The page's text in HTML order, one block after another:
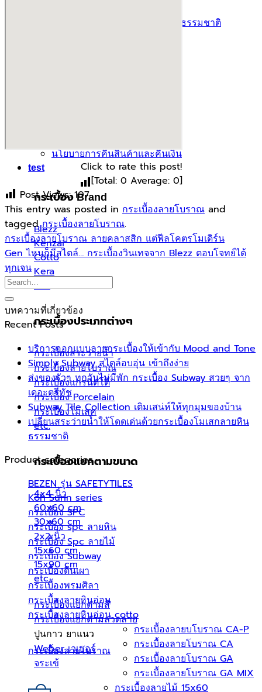
กระเบื้องพอร์ชเลน เลียนเเบบหินธรรมชาติ
นโยบายการคืนสินค้าและคืนเงิน
test
กระเบื้อง Brand
Blezz
Kenzai
Cotto
Kera
etc.
กระเบื้องประเภทต่างๆ
กระเบื้องสระว่ายน้ำ
กระเบื้องลายโบราณ
กระเบื้องแกรนิตโต้
กระเบื้อง Porcelain
กระเบื้องโมเสค
etc.
กระเบื้องแยกตามขนาด
4x4 นิ้ว
60x60 cm
30x60 cm
2x2 นิ้ว
15x60 cm
15x90 cm
etc.
กระเบื้องแยกตามสี
กระเบื้องแยกตามลวดลาย
ปูนกาว ยาแนว
Weber เวเบอร์
จระเข้
Click to rate this post!
[Total: 0 Average: 0]
Post Views: 107
This entry was posted in กระเบื้องลายโบราณ and
taggedกระเบื้องลายโบราณ.
กระเบื้องลายโบราณ ลายคลาสสิก แต่ฟีลโคตรโมเดิร์น
Gen ไหนก็มีสไตล์… กระเบื้องวินเทจจาก Blezz ตอบโจทย์ได้
ทุกเจน
บทความที่เกี่ยวข้อง
Recent Posts
บริการออกแบบลายกระเบื้องให้เข้ากับ Mood and Tone
Simply Subway สไตล์อบอุ่น เข้าถึงง่าย
ส่งของรัวๆ ทุกวันไม่มีพัก กระเบื้อง Subway สวยๆ จาก
เดอะตรีทัช
Subway Tile Collection เติมเสน่ห์ให้ทุกมุมของบ้าน
เปลี่ยนสระว่ายน้ำให้โดดเด่นด้วยกระเบื้องโมเสกลายหิน
ธรรมชาติ
Product categories
BEZEN รุ่น SAFETYTILES
Koh Surin series
กระเบื้อง SPC
กระเบื้อง spc ลายหิน
กระเบื้อง Spc ลายไม้
กระเบื้อง Subway
กระเบื้องดินเผา
กระเบื้องพรมศิลา
กระเบื้องลายหินอ่อน
กระเบื้องลายหินอ่อน cotto
กระเบื้องลายโบราณ
กระเบื้องลายบโบราณ CA-P
กระเบื้องลายโบราณ CA
กระเบื้องลายโบราณ GA
กระเบื้องลายโบราณ GA MIX
กระเบื้องลายไม้ 15x60